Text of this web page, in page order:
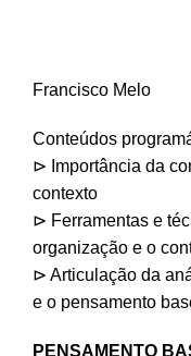
Francisco Melo
Conteúdos
⊳ Importância da
contexto
⊳ Ferramentas e
organização e o
⊳ Articulação da
e o pensamento
PENSAMENTO